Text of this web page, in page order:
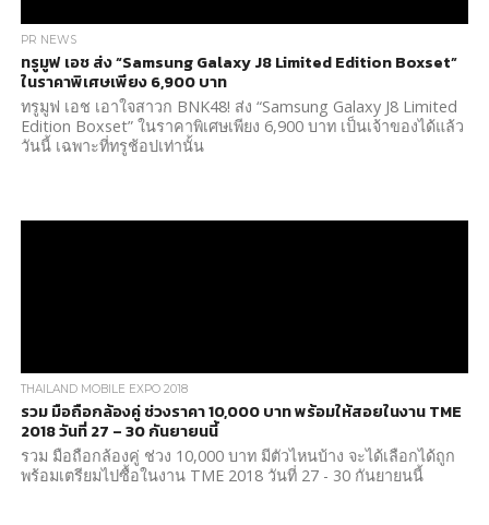
PR NEWS
ทรูมูฟ เอช ส่ง “Samsung Galaxy J8 Limited Edition Boxset”
ในราคาพิเศษเพียง 6,900 บาท
ทรูมูฟ เอช เอาใจสาวก BNK48! ส่ง “Samsung Galaxy J8 Limited
Edition Boxset” ในราคาพิเศษเพียง 6,900 บาท เป็นเจ้าของได้แล้ว
วันนี้ เฉพาะที่ทรูช้อปเท่านั้น
THAILAND MOBILE EXPO 2018
รวม มือถือกล้องคู่ ช่วงราคา 10,000 บาท พร้อมให้สอยในงาน TME
2018 วันที่ 27 – 30 กันยายนนี้
รวม มือถือกล้องคู่ ช่วง 10,000 บาท มีตัวไหนบ้าง จะได้เลือกได้ถูก
พร้อมเตรียมไปซื้อในงาน TME 2018 วันที่ 27 - 30 กันยายนนี้